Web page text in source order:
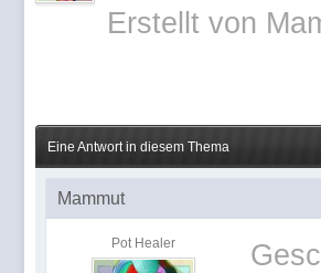
Erstellt von
Eine Antwort in diesem Thema
Mammut
Pot Healer